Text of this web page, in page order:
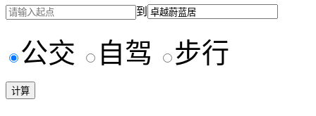
到
公交 自驾 步行